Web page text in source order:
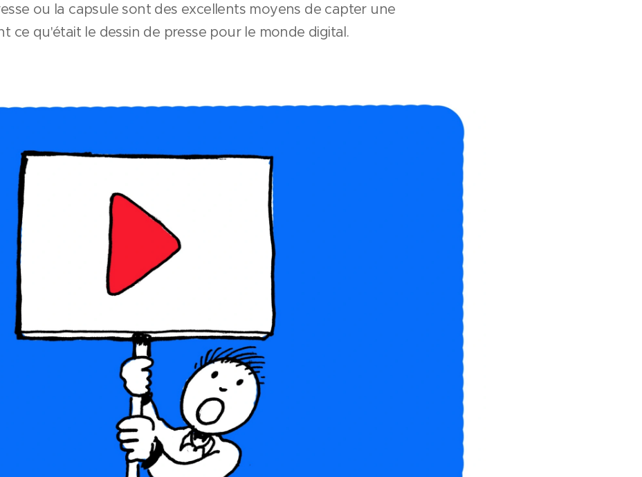
ou la capsule sont des excellents moyens de capter une
ce qu'était le dessin de presse pour le monde digital.